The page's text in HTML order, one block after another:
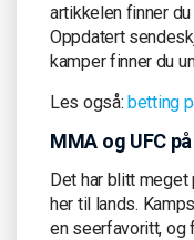
artikkelen finner
Oppdatert
kamper finner du
Les også: betting
MMA og UFC
Det har blitt
her til lands.
en seerfavoritt, og